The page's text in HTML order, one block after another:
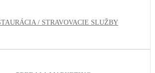
/ STRAVOVACIE SLUŽBY